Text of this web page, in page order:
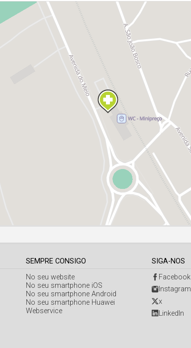
SEMPRE CONSIGO
No seu website
No seu smartphone iOS
No seu smartphone Android
No seu smartphone Huawei
Webservice
SIGA-NOS
Facebook
Instagram
x
LinkedIn